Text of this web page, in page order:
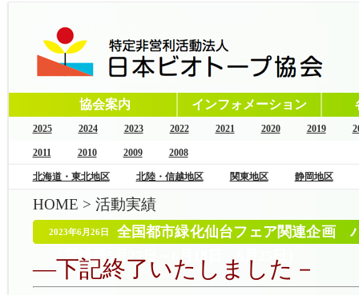
協会案内 インフォメーション
2025 2024 2023 2022 2021 2020 2019
2011 2010 2009 2008
北海道・東北地区 北陸・信越地区 関東地区 静岡地区
HOME > 活動実績
2023年6月26日
全国都市緑化仙台フェア関連企画
（宮城県5月27日～6月18日、6月25日）
―下記終了いたしました－